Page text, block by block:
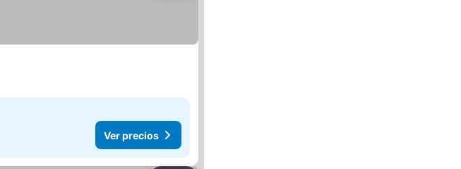
Ver precios